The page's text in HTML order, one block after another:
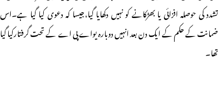
تشدد کی حوصلہ افزائی یا بھڑکانے کو نہیں دکھایا گیا،جیسا کہ دعوی کیا گیا ہے۔اس
ضمانت کے حکم کے ایک دن بعد انہیں دوبارہ یواے پی اے کے تحت گرفتارکیا گیا
تھا۔